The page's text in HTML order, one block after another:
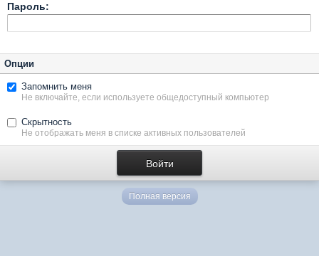
Пароль:
Опции
Запомнить меня
Не включайте, если используете общедоступный компьютер
Скрытность
Не отображать меня в списке активных пользователей
Полная версия